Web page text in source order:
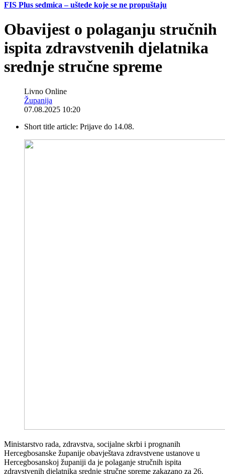
FIS Plus sedmica – uštede koje se ne propuštaju
Obavijest o polaganju stručnih
ispita zdravstvenih djelatnika
srednje stručne spreme
Livno Online
Županija
07.08.2025 10:20
Short title article: Prijave do 14.08.
Ministarstvo rada, zdravstva, socijalne skrbi i prognanih
Hercegbosanske županije obavještava zdravstvene ustanove u
Hercegbosanskoj županiji da je polaganje stručnih ispita
zdravstvenih djelatnika srednje stručne spreme zakazano za 26.